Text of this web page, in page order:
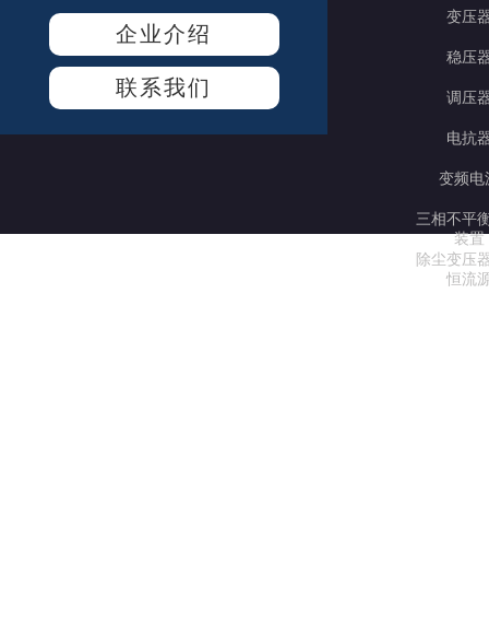
企业介绍
联系我们
变压
稳压
调压
电抗
变频电
三相不平
装置
除尘变压
恒流